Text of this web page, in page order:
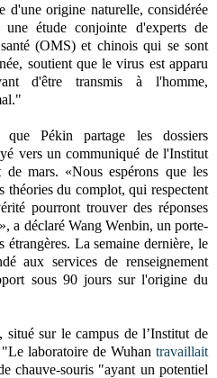
d'une origine naturelle, considérée
étude conjointe d'experts de
(OMS) et chinois qui se sont
soutient que le virus est apparu
d'être transmis à l'homme,
Pékin partage les dossiers
vers un communiqué de l'Institut
mars. «Nous espérons que les
théories du complot, qui respectent
pourront trouver des réponses
a déclaré Wang Wenbin, un porte-
La semaine dernière, le
aux services de renseignement
sous 90 jours sur l'origine du
sur le campus de l’Institut de
laboratoire de Wuhan travaillait
chauve-souris "ayant un potentiel